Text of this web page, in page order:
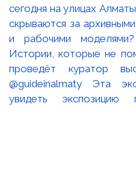
сегодня на улицах
скрываются за
и рабочими
Истории, которые не
проведёт куратор
@guideinalmaty Эта
увидеть экспозицию
который создавал